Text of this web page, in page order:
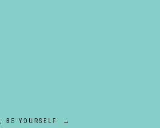
BE YOURSELF →